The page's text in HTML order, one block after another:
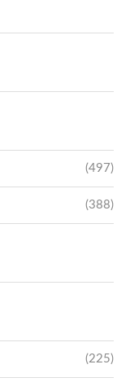
(497)
(388)
(225)